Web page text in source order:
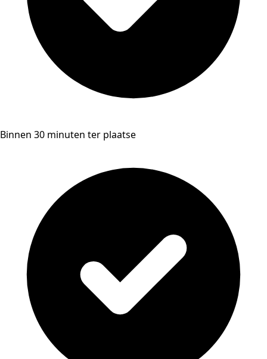
Binnen 30 minuten ter plaatse